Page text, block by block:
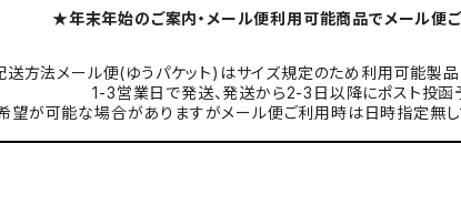
★年末年始のご案内・メール便利用可能商品でメール便
送方法メール便(ゆうパケット)はサイズ規定のため利用可能製品
1-3営業日で発送、発送から2-3日以降にポスト投函
望が可能な場合がありますがメール便ご利用時は日時指定無し